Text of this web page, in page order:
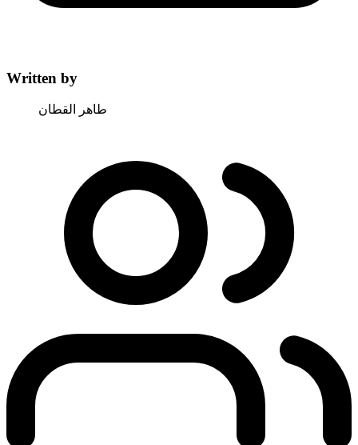
Written by
طاهر القطان